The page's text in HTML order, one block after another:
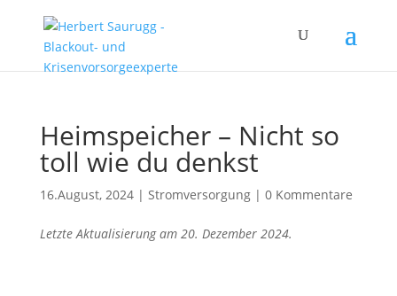
Heimspeicher – Nicht so
toll wie du denkst
16.August, 2024| Stromversorgung| 0 Kommentare
Letzte Aktualisierung am 20. Dezember 2024.